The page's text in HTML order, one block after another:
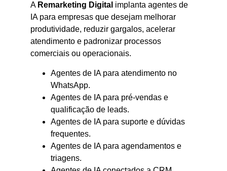
A Remarketing Digital implanta agentes de
IA para empresas que desejam melhorar
produtividade, reduzir gargalos, acelerar
atendimento e padronizar processos
comerciais ou operacionais.
Agentes de IA para atendimento no
WhatsApp.
Agentes de IA para pré-vendas e
qualificação de leads.
Agentes de IA para suporte e dúvidas
frequentes.
Agentes de IA para agendamentos e
triagens.